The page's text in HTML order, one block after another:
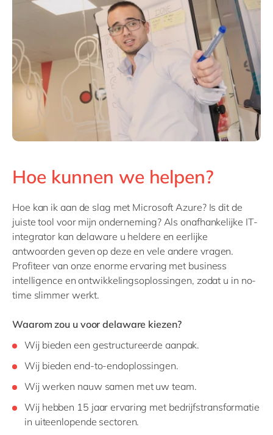
Hoe kunnen we helpen?
Hoe kan ik aan de slag met Microsoft Azure? Is dit de
juiste tool voor mijn onderneming? Als onafhankelijke IT-
integrator kan delaware u heldere en eerlijke
antwoorden geven op deze en vele andere vragen.
Profiteer van onze enorme ervaring met business
intelligence en ontwikkelingsoplossingen, zodat u in no-
time slimmer werkt.
Waarom zou u voor delaware kiezen?
Wij bieden een gestructureerde aanpak.
Wij bieden end-to-endoplossingen.
Wij werken nauw samen met uw team.
Wij hebben 15 jaar ervaring met bedrijfstransformatie
in uiteenlopende sectoren.